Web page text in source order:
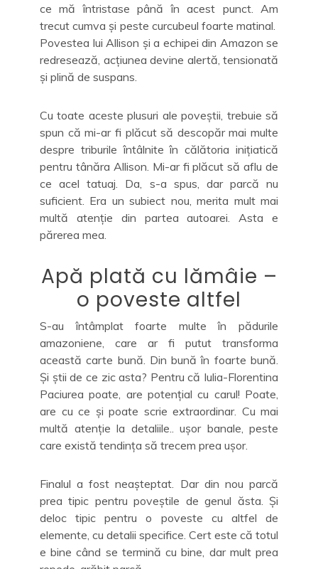
ce mă întristase până în acest punct. Am
trecut cumva și peste curcubeul foarte matinal.
Povestea lui Allison și a echipei din Amazon se
redresează, acțiunea devine alertă, tensionată
și plină de suspans.
Cu toate aceste plusuri ale poveștii, trebuie să
spun că mi-ar fi plăcut să descopăr mai multe
despre triburile întâlnite în călătoria inițiatică
pentru tânăra Allison. Mi-ar fi plăcut să aflu de
ce acel tatuaj. Da, s-a spus, dar parcă nu
suficient. Era un subiect nou, merita mult mai
multă atenție din partea autoarei. Asta e
părerea mea.
Apă plată cu lămâie –
o poveste altfel
S-au întâmplat foarte multe în pădurile
amazoniene, care ar fi putut transforma
această carte bună. Din bună în foarte bună.
Și știi de ce zic asta? Pentru că Iulia-Florentina
Paciurea poate, are potențial cu carul! Poate,
are cu ce și poate scrie extraordinar. Cu mai
multă atenție la detaliile.. ușor banale, peste
care există tendința să trecem prea ușor.
Finalul a fost neașteptat. Dar din nou parcă
prea tipic pentru poveștile de genul ăsta. Și
deloc tipic pentru o poveste cu altfel de
elemente, cu detalii specifice. Cert este că totul
e bine când se termină cu bine, dar mult prea